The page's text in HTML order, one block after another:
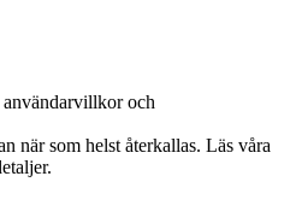
användarvillkor och
när som helst återkallas. Läs våra